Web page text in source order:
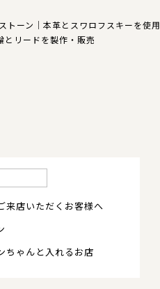
トーン｜本革とスワロフスキーを使用
とリードを製作・販売
来店いただくお客様へ
ちゃんと入れるお店